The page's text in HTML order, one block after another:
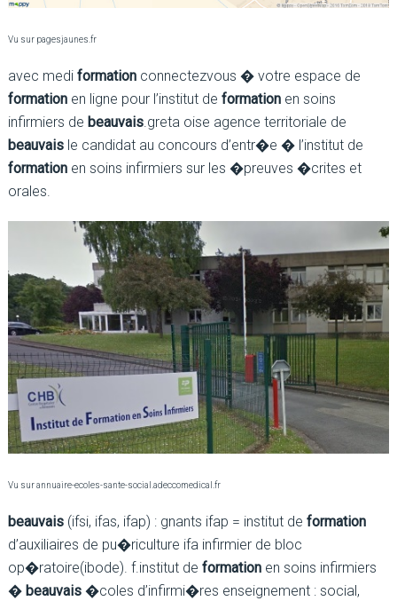
Vu sur pagesjaunes.fr
avec medi formationconnectezvous � votre espace de
formationen ligne pour l’institut de formationen soins
infirmiers de beauvais.greta oise agence territoriale de
beauvaisle candidat au concours d’entr�e � l’institut de
formationen soins infirmiers sur les �preuves �crites et
orales.
Vu sur annuaire-ecoles-sante-social.adeccomedical.fr
beauvais(ifsi, ifas, ifap) : gnants ifap = institut de formation
d’auxiliaires de pu�riculture ifa infirmier de bloc
op�ratoire(ibode). f.institut de formationen soins infirmiers
� beauvais�coles d’infirmi�res enseignement : social,